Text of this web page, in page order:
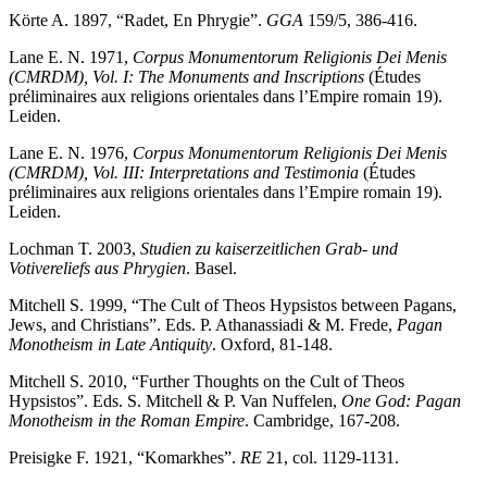
Körte A. 1897, “Radet, En Phrygie”. GGA 159/5, 386-416.
Lane E. N. 1971, Corpus Monumentorum Religionis Dei Menis
(CMRDM), Vol. I: The Monuments and Inscriptions (Études
préliminaires aux religions orientales dans l’Empire romain 19).
Leiden.
Lane E. N. 1976, Corpus Monumentorum Religionis Dei Menis
(CMRDM), Vol. III: Interpretations and Testimonia (Études
préliminaires aux religions orientales dans l’Empire romain 19).
Leiden.
Lochman T. 2003, Studien zu kaiserzeitlichen Grab- und
Votivereliefs aus Phrygien. Basel.
Mitchell S. 1999, “The Cult of Theos Hypsistos between Pagans,
Jews, and Christians”. Eds. P. Athanassiadi & M. Frede, Pagan
Monotheism in Late Antiquity. Oxford, 81-148.
Mitchell S. 2010, “Further Thoughts on the Cult of Theos
Hypsistos”. Eds. S. Mitchell & P. Van Nuffelen, One God: Pagan
Monotheism in the Roman Empire. Cambridge, 167-208.
Preisigke F. 1921, “Komarkhes”. RE 21, col. 1129-1131.